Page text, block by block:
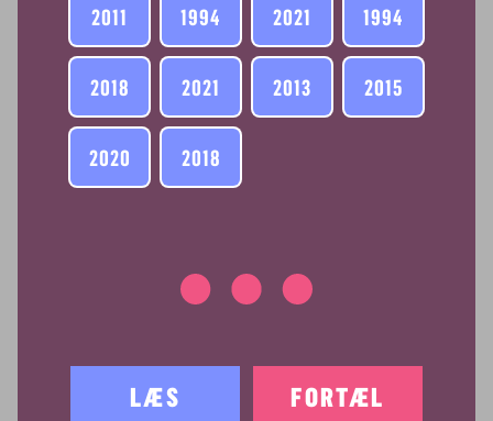
2011 1994 2021 1994
2018 2021 2013 2015
2020 2018
LÆS FORTÆL